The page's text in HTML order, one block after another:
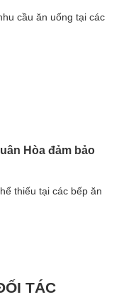
cầu ăn uống tại các
Hòa đảm bảo
thiếu tại các bếp ăn
TÁC